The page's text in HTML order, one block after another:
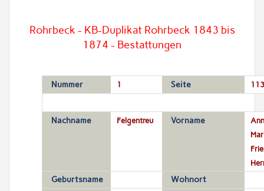
Rohrbeck - KB-Duplikat Rohrbeck 1843 bis
1874 - Bestattungen
Nummer 1 Seite 113
Nachname Felgentreu Vorname
Geburtsname
Wohnort